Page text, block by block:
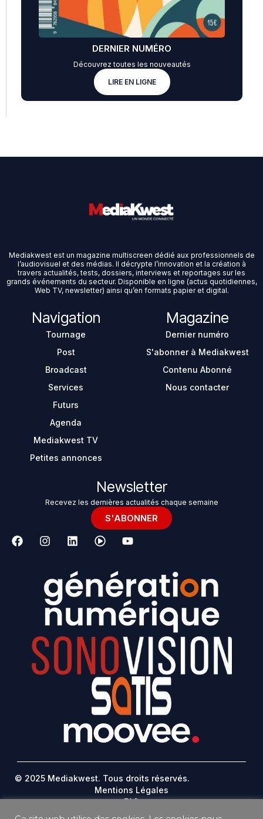
DERNIER NUMÉRO
Découvrez toutes les nouveautés
LIRE EN LIGNE
Mediakwest est un magazine multiscreen dédié aux professionnels de
l’audiovisuel et des médias. Il décrypte l’innovation et la création à
travers actualités, tests, dossiers, interviews et reportages sur les
grands événements du secteur. Disponible en ligne (actus quotidiennes,
Web TV, newsletter) ainsi qu’en formats papier et digital.
Navigation
Tournage
Post
Broadcast
Services
Futurs
Agenda
Mediakwest TV
Petites annonces
Magazine
Dernier numéro
S'abonner à Mediakwest
Contenu Abonné
Nous contacter
Newsletter
Recevez les dernières actualités chaque semaine
S'ABONNER
© 2025 Mediakwest. Tous droits réservés.
Mentions Légales
FAQ
Contact